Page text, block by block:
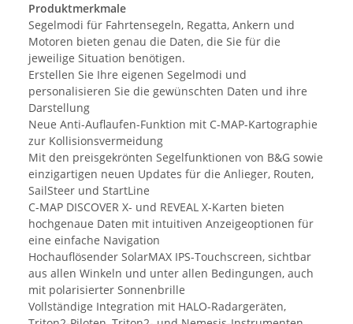
Produktmerkmale
Segelmodi für Fahrtensegeln, Regatta, Ankern und
Motoren bieten genau die Daten, die Sie für die
jeweilige Situation benötigen.
Erstellen Sie Ihre eigenen Segelmodi und
personalisieren Sie die gewünschten Daten und ihre
Darstellung
Neue Anti-Auflaufen-Funktion mit C-MAP-Kartographie
zur Kollisionsvermeidung
Mit den preisgekrönten Segelfunktionen von B&G sowie
einzigartigen neuen Updates für die Anlieger, Routen,
SailSteer und StartLine
C-MAP DISCOVER X- und REVEAL X-Karten bieten
hochgenaue Daten mit intuitiven Anzeigeoptionen für
eine einfache Navigation
Hochauflösender SolarMAX IPS-Touchscreen, sichtbar
aus allen Winkeln und unter allen Bedingungen, auch
mit polarisierter Sonnenbrille
Vollständige Integration mit HALO-Radargeräten,